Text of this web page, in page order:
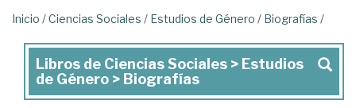
Inicio /Ciencias Sociales / Estudios de Género / Biografías /
Libros
de
Libros de Ciencias Sociales > Estudios
de Género > Biografías